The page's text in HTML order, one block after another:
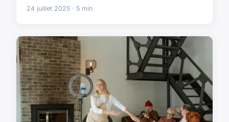
24 juillet 2025 · 5 min